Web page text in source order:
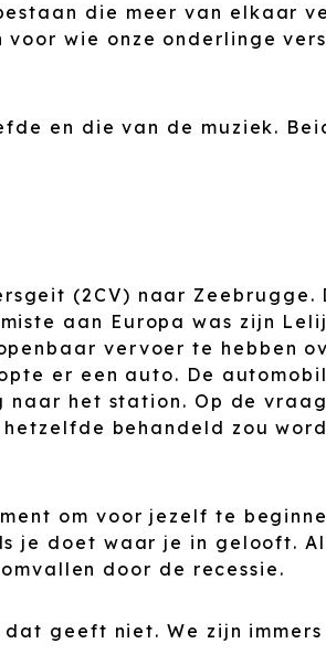
die meer van elkaar
wie onze onderlinge
en die van de muziek.
(2CV) naar Zeebrugge.
aan Europa was zijn
vervoer te hebben
er een auto. De
het station. Op de
behandeld zou
om voor jezelf te
je doet waar je in gelooft.
door de recessie.
geeft niet. We zijn